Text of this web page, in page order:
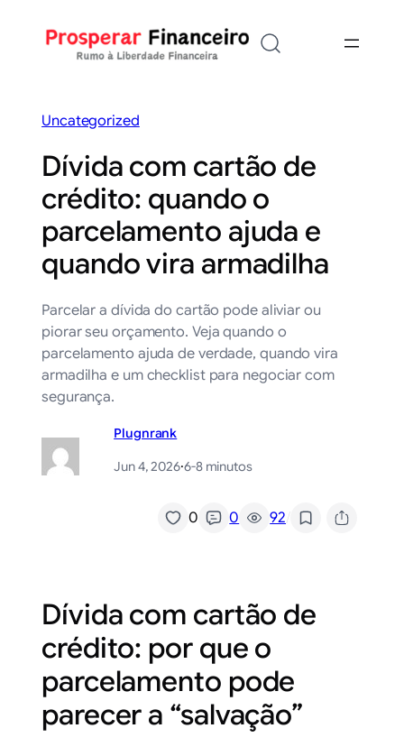
Uncategorized
Dívida com cartão de
crédito: quando o
parcelamento ajuda e
quando vira armadilha
Parcelar a dívida do cartão pode aliviar ou
piorar seu orçamento. Veja quando o
parcelamento ajuda de verdade, quando vira
armadilha e um checklist para negociar com
segurança.
Plugnrank
Jun 4, 2026·6-8 minutos
0 0 92/
Dívida com cartão de
crédito: por que o
parcelamento pode
parecer a “salvação”